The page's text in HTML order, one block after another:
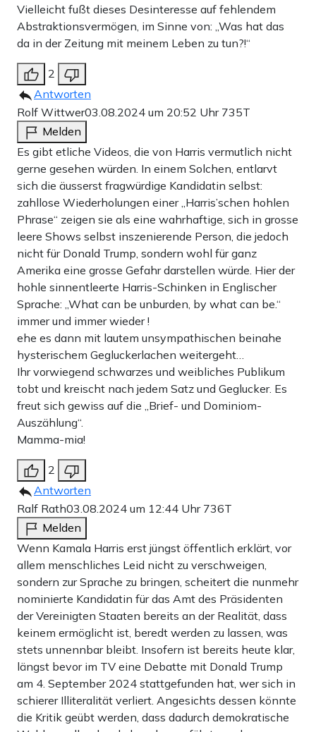
Vielleicht fußt dieses Desinteresse auf fehlendem
Abstraktionsvermögen, im Sinne von: „Was hat das
da in der Zeitung mit meinem Leben zu tun?!“
2
Antworten
Rolf Wittwer03.08.2024 um 20:52 Uhr 735T
Melden
Es gibt etliche Videos, die von Harris vermutlich nicht
gerne gesehen würden. In einem Solchen, entlarvt
sich die äusserst fragwürdige Kandidatin selbst:
zahllose Wiederholungen einer „Harris’schen hohlen
Phrase“ zeigen sie als eine wahrhaftige, sich in grosse
leere Shows selbst inszenierende Person, die jedoch
nicht für Donald Trump, sondern wohl für ganz
Amerika eine grosse Gefahr darstellen würde. Hier der
hohle sinnentleerte Harris-Schinken in Englischer
Sprache: „What can be unburden, by what can be.“
immer und immer wieder !
ehe es dann mit lautem unsympathischen beinahe
hysterischem Gegluckerlachen weitergeht…
Ihr vorwiegend schwarzes und weibliches Publikum
tobt und kreischt nach jedem Satz und Geglucker. Es
freut sich gewiss auf die „Brief- und Dominiom-
Auszählung“.
Mamma-mia!
2
Antworten
Ralf Rath03.08.2024 um 12:44 Uhr 736T
Melden
Wenn Kamala Harris erst jüngst öffentlich erklärt, vor
allem menschliches Leid nicht zu verschweigen,
sondern zur Sprache zu bringen, scheitert die nunmehr
nominierte Kandidatin für das Amt des Präsidenten
der Vereinigten Staaten bereits an der Realität, dass
keinem ermöglicht ist, beredt werden zu lassen, was
stets unnennbar bleibt. Insofern ist bereits heute klar,
längst bevor im TV eine Debatte mit Donald Trump
am 4. September 2024 stattgefunden hat, wer sich in
schierer Illiteralität verliert. Angesichts dessen könnte
die Kritik geübt werden, dass dadurch demokratische